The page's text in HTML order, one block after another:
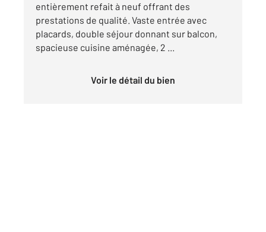
entièrement refait à neuf offrant des
prestations de qualité. Vaste entrée avec
placards, double séjour donnant sur balcon,
spacieuse cuisine aménagée, 2 ...
Voir le détail du bien